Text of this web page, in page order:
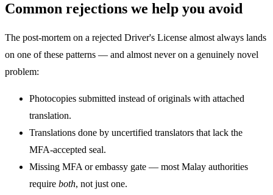
Common rejections we help you avoid
The post-mortem on a rejected Driver's License almost always lands
on one of these patterns — and almost never on a genuinely novel
problem:
Photocopies submitted instead of originals with attached
translation.
Translations done by uncertified translators that lack the
MFA-accepted seal.
Missing MFA or embassy gate — most Malay authorities
require both, not just one.